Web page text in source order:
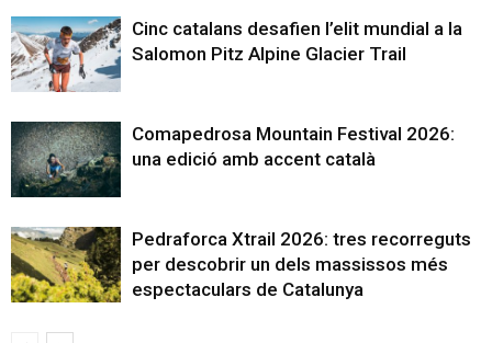
Cinc catalans desafien l’elit mundial a la
Salomon Pitz Alpine Glacier Trail
Comapedrosa Mountain Festival 2026:
una edició amb accent català
Pedraforca Xtrail 2026: tres recorreguts
per descobrir un dels massissos més
espectaculars de Catalunya